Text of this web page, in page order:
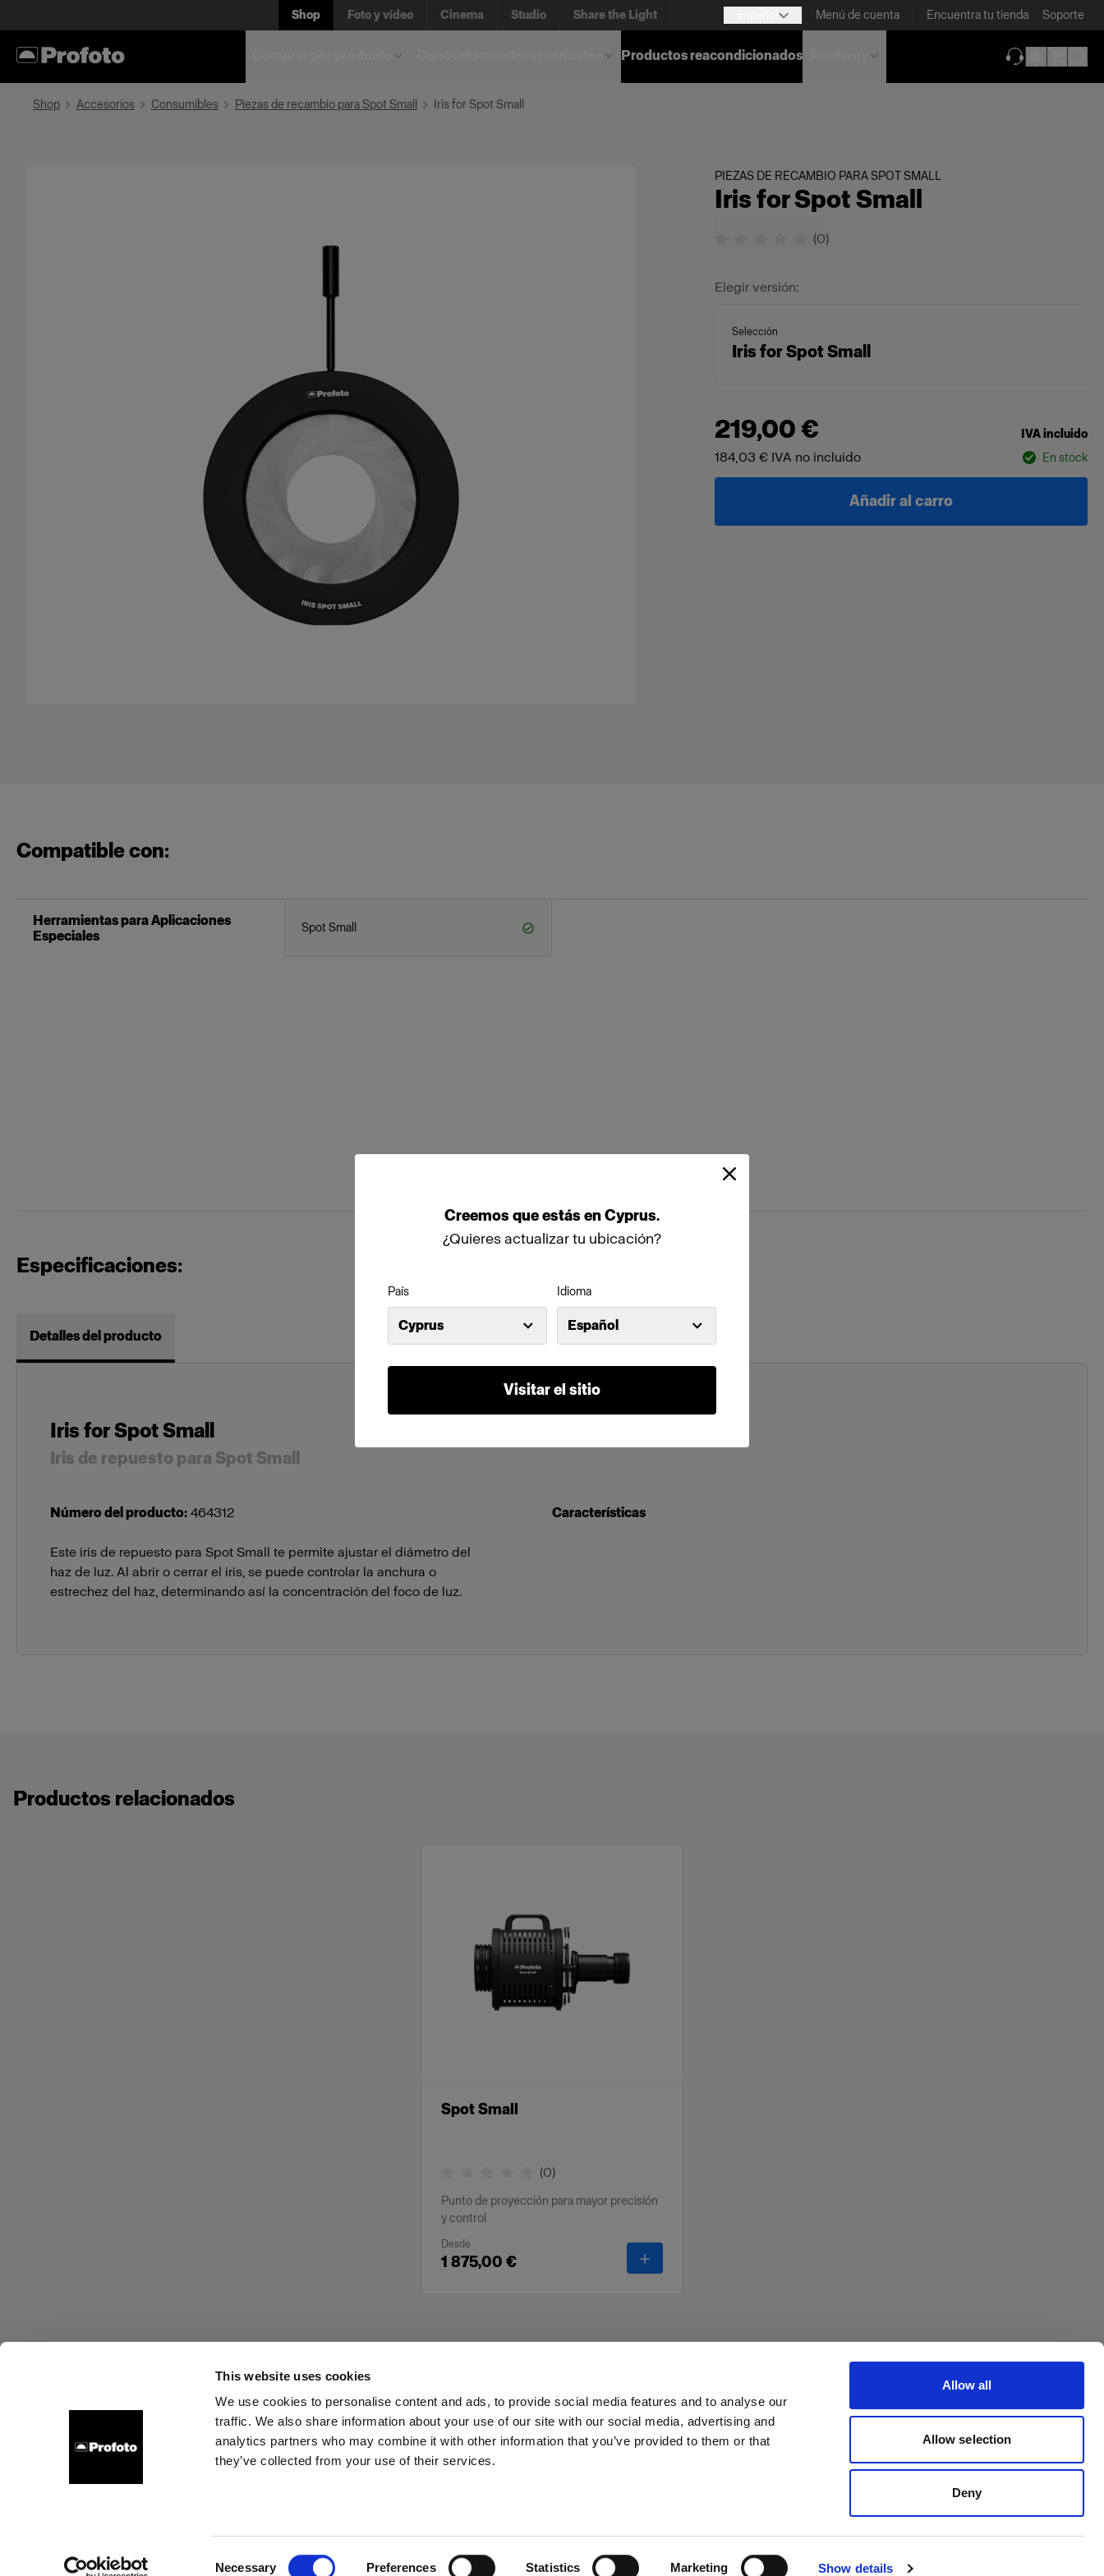
This website uses cookies
We use cookies to personalise content and ads, to provide social media features and to analyse our
traffic. We also share information about your use of our site with our social media, advertising and
analytics partners who may combine it with other information that you’ve provided to them or that
they’ve collected from your use of their services.
Necessary Preferences Statistics Marketing Show details
Allow all
Allow selection
Deny
Creemos queestás enCyprus.
¿Quieres actualizar tu ubicación?
País
Cyprus
Idioma
Español
Visitar el sitio
Shop Foto y vídeo Cinema Studio Share the Light Menú de cuenta Encuentra tu tienda Soporte
Productos reacondicionados
Shop Accesorios Consumibles Piezas de recambio para Spot Small Iris for Spot Small
PIEZAS DE RECAMBIO PARA SPOT SMALL
Iris for Spot Small
(0)
Elegir versión:
Selección
Iris for Spot Small
219,00 € IVA incluido
184,03 € IVA no incluido En stock
Añadir al carro
Compatible con:
Herramientas para Aplicaciones
Especiales
Spot Small
Especificaciones:
Detalles del producto
Iris for Spot Small
Iris de repuesto para Spot Small
Número del producto: 464312
Este iris de repuesto para Spot Small te permite ajustar el diámetro del
haz de luz. Al abrir o cerrar el iris, se puede controlar la anchura o
estrechez del haz, determinando así la concentración del foco de luz.
Características
Productos relacionados
Spot Small
(0)
Punto de proyección para mayor precisión
y control
Desde
1 875,00 €
Sobre nosotros Soporte técnico Carreras profesionales Prensa Inversores Share the Light Withdrawal your order
Copyright (C) 1968-2025 Profoto AB. Todos los derechos reservados.